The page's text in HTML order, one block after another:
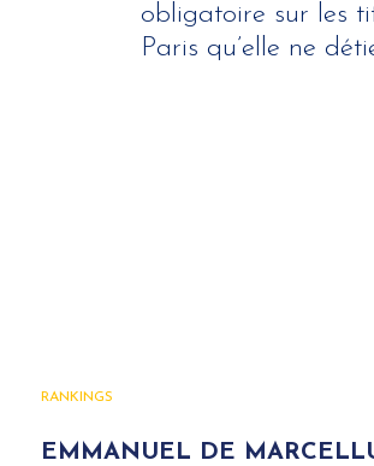
obligatoire sur les
Paris qu’elle ne
RANKINGS
EMMANUEL DE